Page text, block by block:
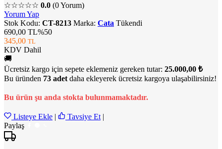
☆☆☆☆☆ 0.0 (0 Yorum)
Yorum Yap
Stok Kodu: CT-8213 Marka: Cata Tükendi
690,00 TL%50
345,00 TL
KDV Dahil
🚚
Ücretsiz kargo için sepete eklemeniz gereken tutar: 25.000,00 ₺
Bu üründen 73 adet daha ekleyerek ücretsiz kargoya ulaşabilirsiniz!
Bu ürün şu anda stokta bulunmamaktadır.
Listeye Ekle | Tavsiye Et |
Paylaş